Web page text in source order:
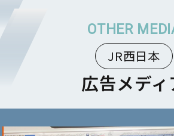
JR西日本
広告メディ